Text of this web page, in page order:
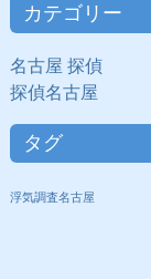
カテゴリー
名古屋 探偵
探偵名古屋
タグ
浮気調査名古屋